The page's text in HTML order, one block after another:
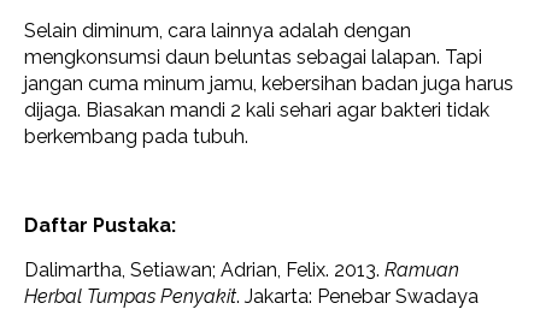
Selain diminum, cara lainnya adalah dengan
mengkonsumsi daun beluntas sebagai lalapan. Tapi
jangan cuma minum jamu, kebersihan badan juga harus
dijaga. Biasakan mandi 2 kali sehari agar bakteri tidak
berkembang pada tubuh.
Daftar Pustaka:
Dalimartha, Setiawan; Adrian, Felix. 2013. Ramuan
Herbal Tumpas Penyakit. Jakarta: Penebar Swadaya